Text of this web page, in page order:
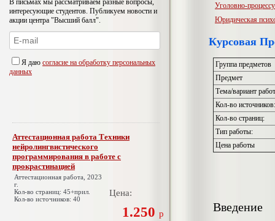
интересующие студентов. Публикуем новости и
акции центра "Высший балл".
Я даю согласие на обработку персональных
данных
Аттестационная работа Техники
нейролингвистического
программирования в работе с
прокрастинацией
Аттестационная работа, 2023
г.
Кол-во страниц: 45+прил.
Кол-во источников: 40
Цена:
1.250 р
Уголовно-
Юридическая
Курсовая
Группа предметов
Предмет
Тема/вариант
Кол-во источников:
Кол-во страниц:
Тип работы:
Цена работы
Введение